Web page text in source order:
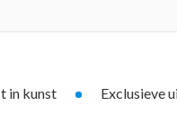
Exclusieve
in kunst